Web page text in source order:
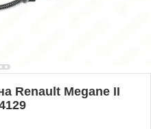
Renault Megane II